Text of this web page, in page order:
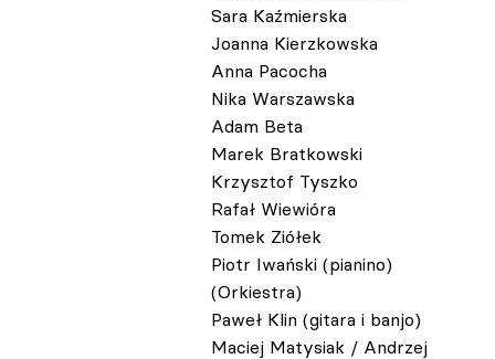
Sara Kaźmierska
Joanna Kierzkowska
Anna Pacocha
Nika Warszawska
Adam Beta
Marek Bratkowski
Krzysztof Tyszko
Rafał Wiewióra
Tomek Ziółek
Piotr Iwański (pianino)
(Orkiestra)
Paweł Klin (gitara i banjo)
Maciej Matysiak / Andrzej